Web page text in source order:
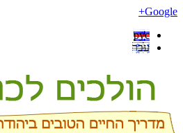
Google+
рус
עבר